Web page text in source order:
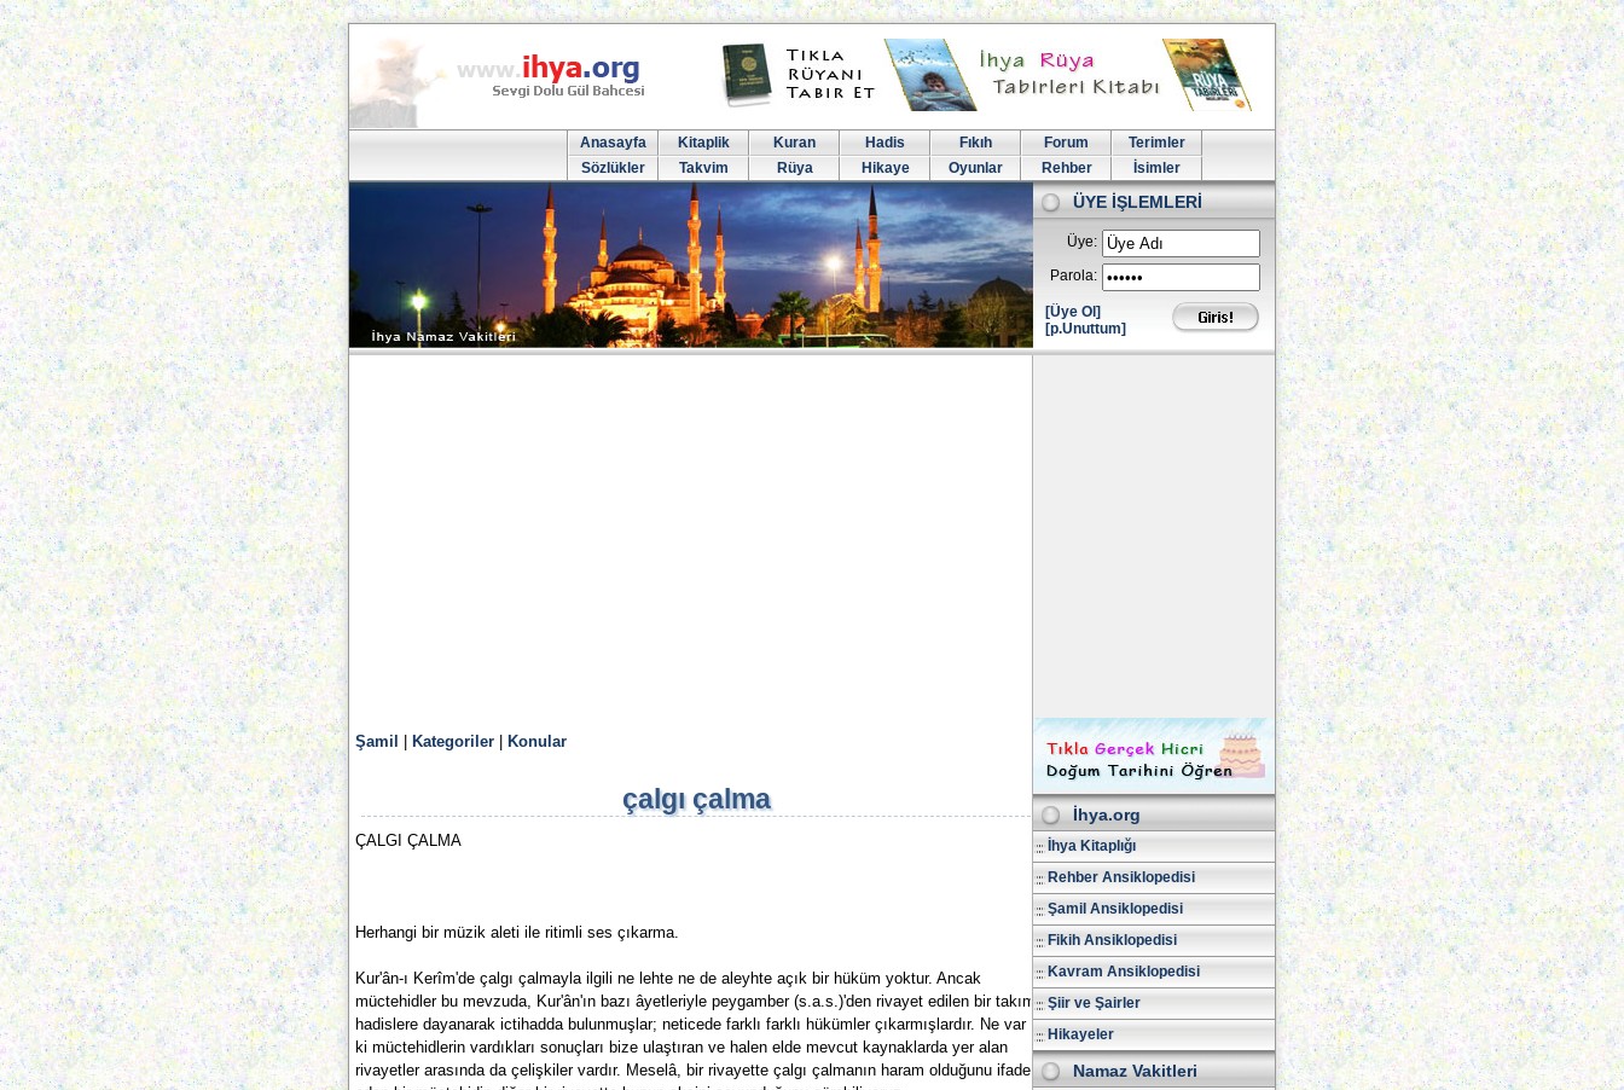
Anasayfa Kitaplik Kuran Hadis Fıkıh Forum
Terimler
Sözlükler
Takvim Rüya Hikaye Oyunlar Rehber İsimler
ÜYE İŞLEMLERİ
Üye:
Parola:
[Üye Ol]
[p.Unuttum]
Şamil Kategoriler Konular
çalgı çalma
ÇALGI ÇALMA
Herhangi bir müzik aleti ile ritimli ses çıkarma.
Kur'ân-ı Kerîm'de çalgı çalmayla ilgili ne lehte ne de aleyhte açık bir hüküm yoktur. Ancak
müctehidler bu mevzuda, Kur'ân'ın bazı âyetleriyle peygamber (s.a.s.)'den rivayet edilen bir takım
hadislere dayanarak ictihadda bulunmuşlar; neticede farklı farklı hükümler çıkarmışlardır. Ne var
ki müctehidlerin vardıkları sonuçları bize ulaştıran ve halen elde mevcut kaynaklarda yer alan
rivayetler arasında da çelişkiler vardır. Meselâ, bir rivayette çalgı çalmanın haram olduğunu ifade
İhya.org
İhya Kitaplığı
Rehber Ansiklopedisi
Şamil Ansiklopedisi
Fikih Ansiklopedisi
Kavram Ansiklopedisi
Şiir ve Şairler
Hikayeler
Namaz Vakitleri